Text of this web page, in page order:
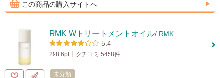
この商品の購入サイトへ
RMK Wトリートメントオイル/ RMK
5.4
298.6pt クチコミ 5458件
未分類